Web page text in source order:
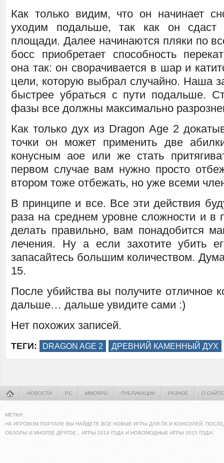
Как только видим, что он начинает
уходим подальше, так как он
площади. Далее начинаются пляки по
босс приобретает способность
она так: он сворачивается в шар и
цели, которую выбрал случайно. Наша
быстрее убраться с пути подальше.
фазы все должны максимально
Как только дух из Dragon Age 2
точки он может применить две
конусным аое или же стать
первом случае вам нужно просто
втором тоже отбежать, но уже всеми
В принципе и все. Все эти действия
раза на среднем уровне сложности и в
делать правильно, вам понадобится
лечения. Ну а если захотите убить
запасайтесь большим количеством.
15.
После убийства вы получите отличное
дальше… дальше увидите сами :)
Нет похожих записей.
ТЕГИ: DRAGON AGE 2 ДРЕВНИЙ КАМЕННЫЙ ДУХ
НОВОСТИ PC MMORPG ПУБЛИКАЦИИ РАЗНОЕ О САЙТЕ
МЕТКИ:
НА ИГРОВОМ ПОРТАЛЕ ВЫ НАЙДЕТЕ ВСЕ НОВЫЕ ИГРЫ ДЛЯ ПК И КОНСОЛЕЙ.
ОБЗОРЫ И МНОГОЕ ДРУГОЕ... ИГРЫ 2014 ГОДА И НОВОМОДНЫЕ ИГРЫ 2015 ГОДА!